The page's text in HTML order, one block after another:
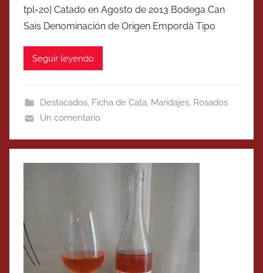
tpl=20] Catado en Agosto de 2013 Bodega Can
Sais Denominación de Origen Empordà Tipo
Seguir leyendo
Destacados, Ficha de Cata, Maridajes, Rosados
Un comentario